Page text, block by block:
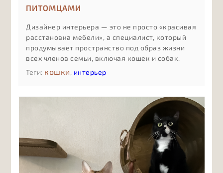
ПИТОМЦАМИ
Дизайнер интерьера — это не просто «красивая
расстановка мебели», а специалист, который
продумывает пространство под образ жизни
всех членов семьи, включая кошек и собак.
Если в доме есть животные, ошибки в
планировке и материалах стоят дороже:
питомцами, постоянная уборка и небезопасные
Теги: кошки, интерьер